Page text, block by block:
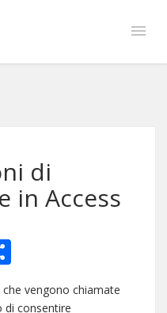
di
in Access
vengono chiamate
di consentire